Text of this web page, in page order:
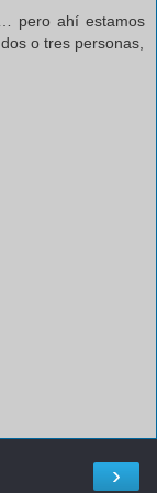
pero ahí estamos
o tres personas,
›